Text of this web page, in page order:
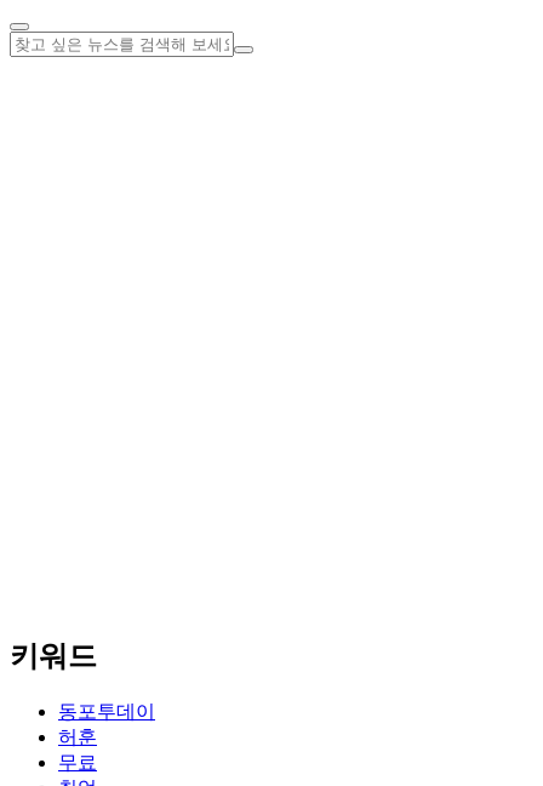
키워드
동포투데이
허훈
무료